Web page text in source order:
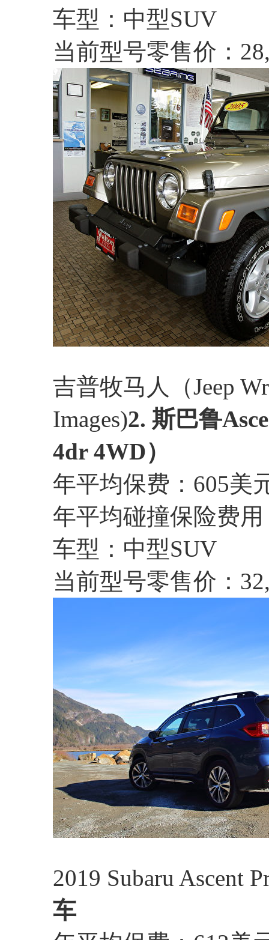
车型：中型SUV
当前型号零售价：
吉普牧马人（Jeep
Images)2. 斯巴鲁
4dr 4WD）
年平均保费：605美
年平均碰撞保险费用
车型：中型SUV
当前型号零售价：
2019 Subaru Ascent
车